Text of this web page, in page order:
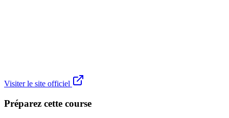
Visiter le site officiel
Préparez cette course